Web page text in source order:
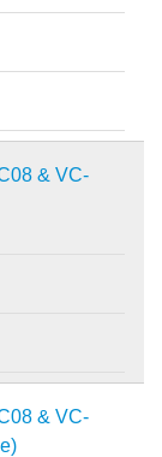
& VC-
& VC-